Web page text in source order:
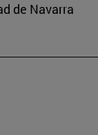
de Navarra